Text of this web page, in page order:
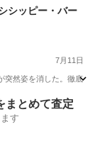
シッピー・バー
7月11日
突然姿を消した。徹底
まとめて査定
す